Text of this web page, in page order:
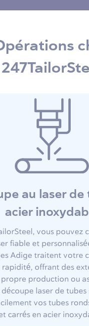
au laser de
acier
vous pouvez
fiable et
Adige traitent votre
rapidité, offrant des
production ou
découpe laser de
vos tubes
carrés en acier